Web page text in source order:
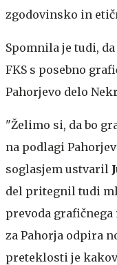
zgodovinsko in
Spomnila je tudi,
FKS s posebno
Pahorjevo delo
"Želimo si, da bo
na podlagi
soglasjem ustvaril
del pritegnil tudi
prevoda grafičnega
za Pahorja odpira
preteklosti je